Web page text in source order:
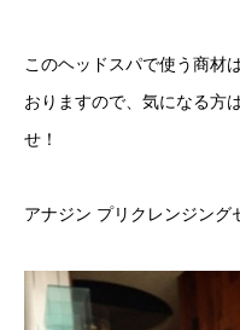
このヘッドスパで使う商材
おりますので、気になる方
せ！
アナジン プリクレンジング